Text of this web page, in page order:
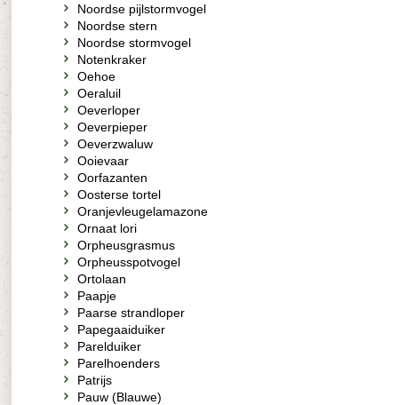
Noordse pijlstormvogel
Noordse stern
Noordse stormvogel
Notenkraker
Oehoe
Oeraluil
Oeverloper
Oeverpieper
Oeverzwaluw
Ooievaar
Oorfazanten
Oosterse tortel
Oranjevleugelamazone
Ornaat lori
Orpheusgrasmus
Orpheusspotvogel
Ortolaan
Paapje
Paarse strandloper
Papegaaiduiker
Parelduiker
Parelhoenders
Patrijs
Pauw (Blauwe)